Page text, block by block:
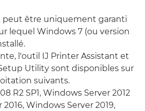
être uniquement garanti
lequel Windows 7 (ou version
l'outil IJ Printer Assistant et
Utility sont disponibles sur
suivants.
R2 SP1, Windows Server 2012
Windows Server 2019,